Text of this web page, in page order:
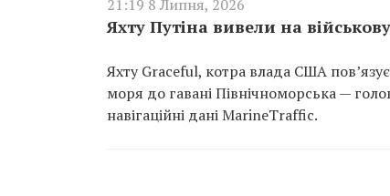
21:19 8 Липня, 2026
Яхту Путіна вивели на
Яхту Graceful, котра влада США
моря до гавані Північноморська —
навігаційні дані MarineTraffic.